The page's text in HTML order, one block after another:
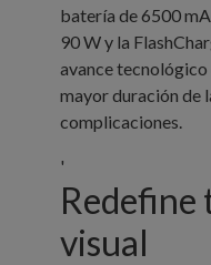
batería de 6500
90 W y la
avance tecnológico
mayor duración de
complicaciones.
'
Redefine
visual